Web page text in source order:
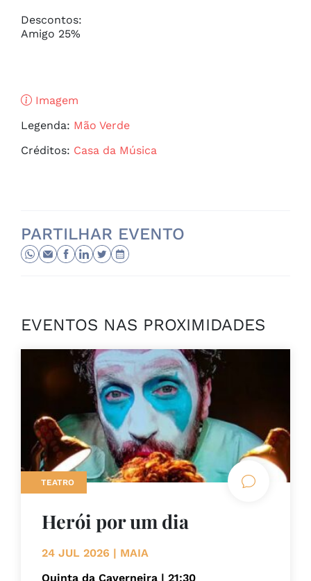
Descontos:
Amigo 25%
Imagem
Legenda: Mão Verde
Créditos: Casa da Música
PARTILHAR EVENTO
EVENTOS NAS PROXIMIDADES
TEATRO
Herói por um dia
24 JUL 2026 | MAIA
Quinta da Caverneira | 21:30